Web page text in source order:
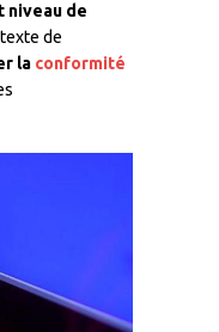
niveau de
de
la conformité